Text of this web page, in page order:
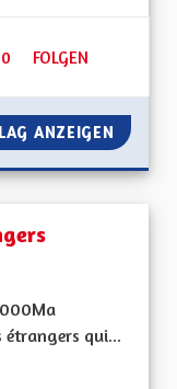
50 FOLLOWER
FOLGEN
TOITS "THERMO-
ANZEIGEN TOITS
qui...